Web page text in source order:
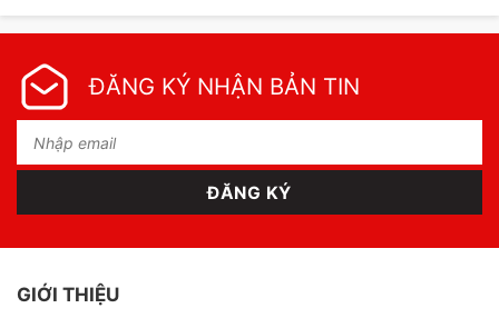
ĐĂNG KÝ NHẬN BẢN TIN
GIỚI THIỆU